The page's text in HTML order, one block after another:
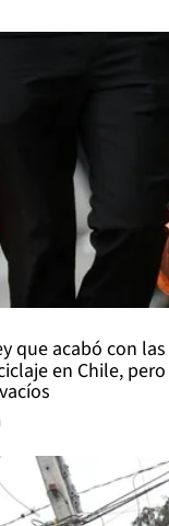
que acabó con
en Chile,